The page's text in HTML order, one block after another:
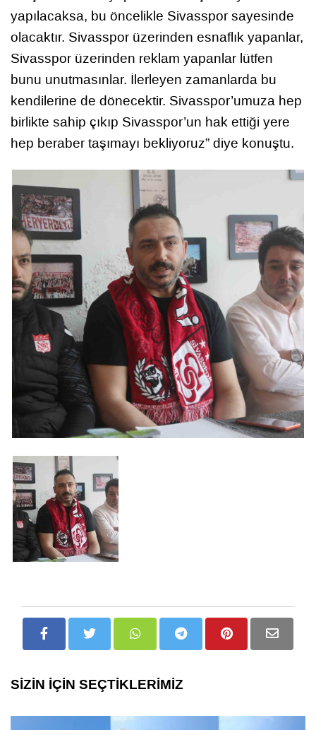
yapılacaksa, bu öncelikle Sivasspor sayesinde
olacaktır. Sivasspor üzerinden esnaflık yapanlar,
Sivasspor üzerinden reklam yapanlar lütfen
bunu unutmasınlar. İlerleyen zamanlarda bu
kendilerine de dönecektir. Sivasspor’umuza hep
birlikte sahip çıkıp Sivasspor’un hak ettiği yere
hep beraber taşımayı bekliyoruz” diye konuştu.
SİZİN İÇİN SEÇTİKLERİMİZ